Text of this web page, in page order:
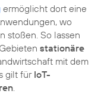
ermöglicht dort eine
wo
stoßen. So lassen
stationäre
mit dem
gilt fürIoT-